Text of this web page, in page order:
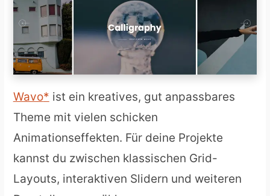
Wavo
ist ein kreatives, gut anpassbares
Theme mit vielen schicken
Animationseffekten. Für deine Projekte
kannst du zwischen klassischen Grid-
Layouts, interaktiven Slidern und weiteren